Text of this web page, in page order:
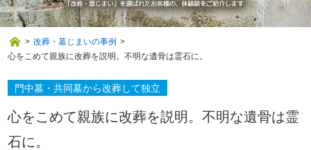
> 改葬・墓じまいの事例 >
心をこめて親族に改葬を説明。不明な遺骨は霊石に。
門中墓・共同墓から改葬して独立
心をこめて親族に改葬を説明。不明な遺骨は霊
石に。